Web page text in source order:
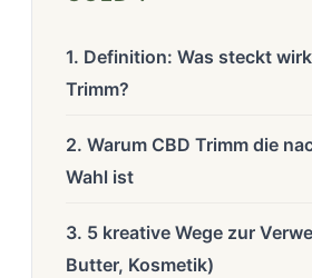
1. Definition: Was steckt
Trimm?
2. Warum CBD Trimm die
Wahl ist
3. 5 kreative Wege zur
Butter, Kosmetik)